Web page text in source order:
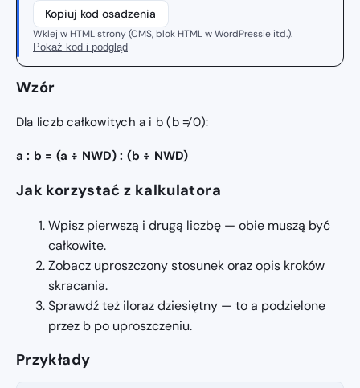
Kopiuj kod osadzenia
Wklej w HTML strony (CMS, blok HTML w WordPressie itd.).
Pokaż kod i podgląd
Wzór
Dla liczb całkowitych a i b (b ≠ 0):
a : b = (a ÷ NWD) : (b ÷ NWD)
Jak korzystać z kalkulatora
Wpisz pierwszą i drugą liczbę — obie muszą być
całkowite.
Zobacz uproszczony stosunek oraz opis kroków
skracania.
Sprawdź też iloraz dziesiętny — to a podzielone
przez b po uproszczeniu.
Przykłady